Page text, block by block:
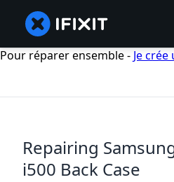
Pour réparer ensemble - Je
Repairing
i500 Back Case